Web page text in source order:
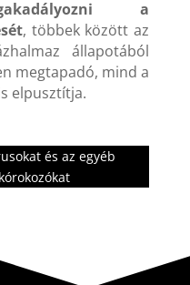
a
, többek között az
állapotából
megtapadó, mind a
elpusztítja.
és az egyéb